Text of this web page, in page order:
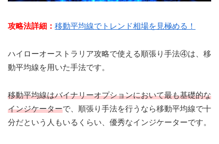
攻略法詳細： 移動平均線でトレンド相場を見極める！
ハイローオーストラリア攻略で使える順張り手法④は、移
動平均線を用いた手法です。
移動平均線はバイナリーオプションにおいて最も基礎的な
インジケーターで、順張り手法を行うなら移動平均線で十
分だという人もいるくらい、優秀なインジケーターです。